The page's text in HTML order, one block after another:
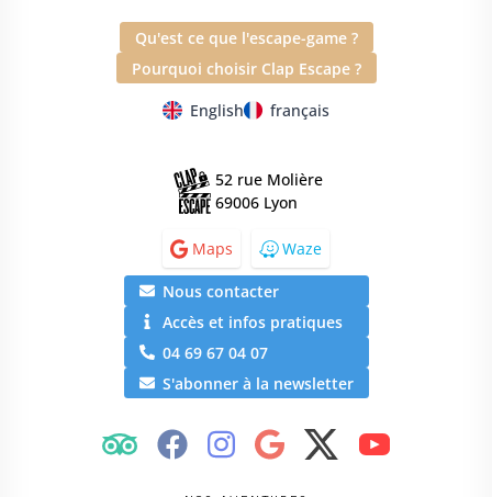
Qu'est ce que l'escape-game ?
Pourquoi choisir Clap Escape ?
English français
52 rue Molière
69006 Lyon
Maps Waze
Nous contacter
Accès et infos pratiques
04 69 67 04 07
S'abonner à la newsletter